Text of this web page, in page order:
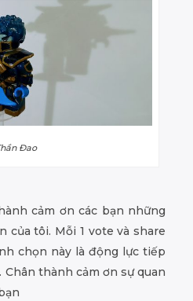
Đao
cảm ơn các bạn những
của tôi. Mỗi 1 vote và share
chọn này là động lực tiếp
thành cảm ơn sự quan